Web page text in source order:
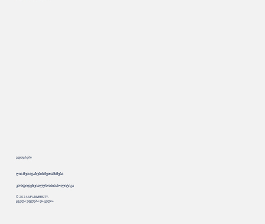
უფლებები
ღია შეთავაზების შეთანხმება
კონფიდენციალურობის პოლიტიკა
© 2024. UP.UNIVERSITY.
ყველა უფლება დაცულია